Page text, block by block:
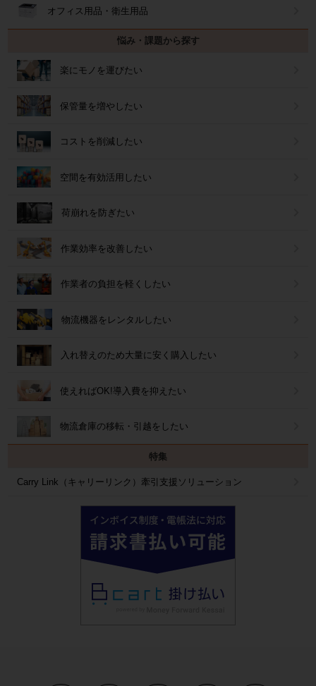
オフィス用品・衛生用品
悩み・課題から探す
楽にモノを運びたい
保管量を増やしたい
コストを削減したい
空間を有効活用したい
荷崩れを防ぎたい
作業効率を改善したい
作業者の負担を軽くしたい
物流機器をレンタルしたい
入れ替えのため大量に安く購入したい
使えればOK!導入費を抑えたい
物流倉庫の移転・引越をしたい
特集
Carry Link（キャリーリンク）牽引支援ソリューション